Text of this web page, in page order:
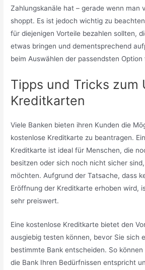
Zahlungskanäle hat – gerade wenn man
shoppt. Es ist jedoch wichtig zu
für diejenigen Vorteile bezahlen sollten,
etwas bringen und dementsprechend
beim Auswählen der passendsten
Tipps und Tricks zum
Kreditkarten
Viele Banken bieten ihren Kunden die
kostenlose Kreditkarte zu beantragen.
Kreditkarte ist ideal für Menschen, die
besitzen oder sich noch nicht sicher
möchten. Aufgrund der Tatsache, dass
Eröffnung der Kreditkarte erhoben wird,
sehr preiswert.
Eine kostenlose Kreditkarte bietet den
ausgiebig testen können, bevor Sie sich
bestimmte Bank entscheiden. So
die Bank Ihren Bedürfnissen entspricht